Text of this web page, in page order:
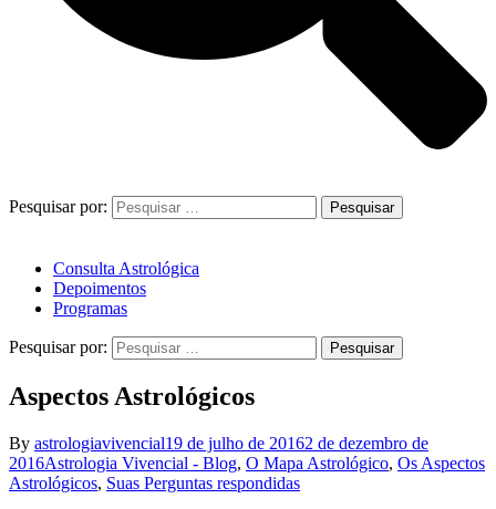
Pesquisar por:
Consulta Astrológica
Depoimentos
Programas
Pesquisar por:
Aspectos Astrológicos
By astrologiavivencial19 de julho de 20162 de dezembro de
2016Astrologia Vivencial - Blog, O Mapa Astrológico, Os Aspectos
Astrológicos, Suas Perguntas respondidas